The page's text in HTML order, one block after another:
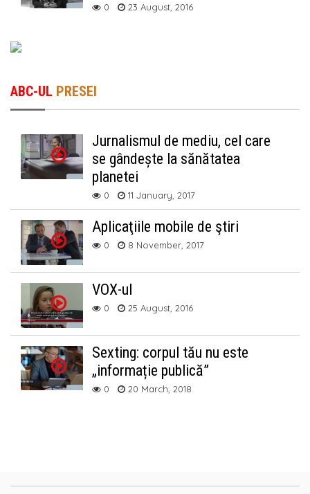
0 23 August, 2016
ABC-UL PRESEI
Jurnalismul de mediu, cel care
se gândește la sănătatea
planetei
0 11 January, 2017
Aplicaţiile mobile de ştiri
0 8 November, 2017
VOX-ul
0 25 August, 2016
Sexting: corpul tău nu este
„informație publică”
0 20 March, 2018